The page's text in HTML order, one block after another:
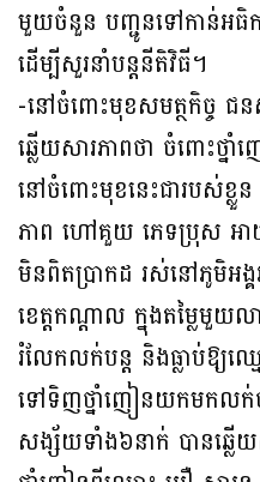
មួយចំនួន បញ្ជូនទៅកាន់អធិក
ដេីម្បីសួរនាំបន្តនីតិវិធី។
-នៅចំពោះមុខសមត្ថកិច្ច
ឆ្លេីយសារភាពថា ចំពោះថ្
នៅចំពោះមុខនេះជារបស់ខ្
ភាព ហៅគួយ ភេទប្រុស អាយុ
មិនពិតប្រាកដ រស់នៅភូមិអង្
ខេត្តកណ្ដាល ក្នុងតម្លៃមួយ
រំលែកលក់បន្ត និងធ្លាប់ឱ្យ
ទៅទិញថ្នាំញៀនយកមកល
សង្ស័យទាំង៦នាក់ បានឆ្លេី